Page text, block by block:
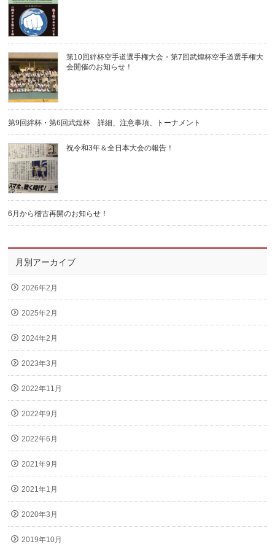
第10回絆杯空手道選手権大会・第7回武煌杯空手道選手権大
会開催のお知らせ！
第9回絆杯・第6回武煌杯 詳細、注意事項、トーナメント
祝令和3年＆全日本大会の報告！
6月から稽古再開のお知らせ！
月別アーカイブ
2026年2月
2025年2月
2024年2月
2023年3月
2022年11月
2022年9月
2022年6月
2021年9月
2021年1月
2020年3月
2019年10月